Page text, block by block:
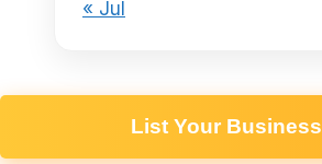
« Jul
List Your Business